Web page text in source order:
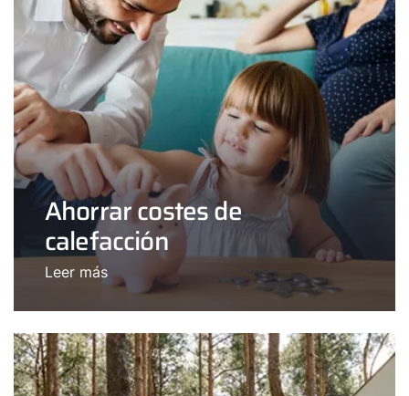
Ahorrar costes de
calefacción
Leer más